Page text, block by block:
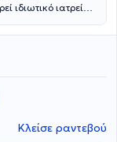
ιδιωτικό ιατρείο
Καποδιστριακού
Παίδων ''Π. & Α.
τον Ιούλιο του
από την
στην αντιμετώπιση
εργάσθηκε ως
Περιστατικών (ΤΕΠ)
Κλείσε ραντεβού